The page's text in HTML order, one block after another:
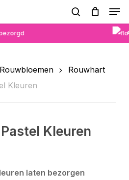
search
Rouwbloemen
Rouwhart
Kleuren
Kleuren
laten bezorgen